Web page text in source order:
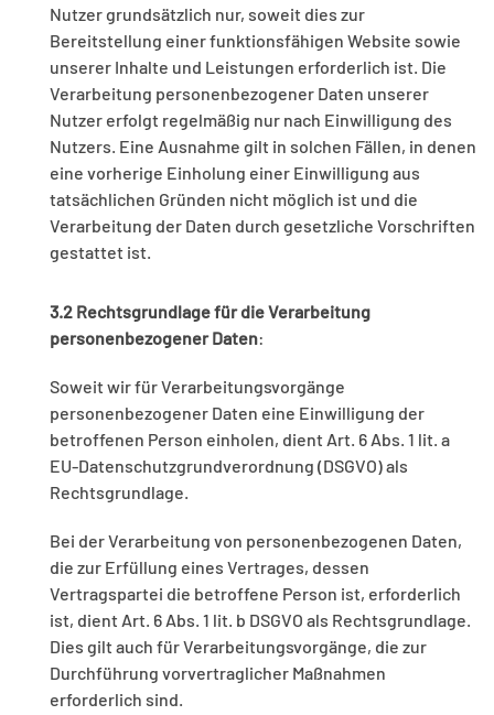
Nutzer grundsätzlich nur, soweit dies zur
Bereitstellung einer funktionsfähigen Website sowie
unserer Inhalte und Leistungen erforderlich ist. Die
Verarbeitung personenbezogener Daten unserer
Nutzer erfolgt regelmäßig nur nach Einwilligung des
Nutzers. Eine Ausnahme gilt in solchen Fällen, in denen
eine vorherige Einholung einer Einwilligung aus
tatsächlichen Gründen nicht möglich ist und die
Verarbeitung der Daten durch gesetzliche Vorschriften
gestattet ist.
3.2 Rechtsgrundlage für die Verarbeitung
personenbezogener Daten:
Soweit wir für Verarbeitungsvorgänge
personenbezogener Daten eine Einwilligung der
betroffenen Person einholen, dient Art. 6 Abs. 1 lit. a
EU-Datenschutzgrundverordnung (DSGVO) als
Rechtsgrundlage.
Bei der Verarbeitung von personenbezogenen Daten,
die zur Erfüllung eines Vertrages, dessen
Vertragspartei die betroffene Person ist, erforderlich
ist, dient Art. 6 Abs. 1 lit. b DSGVO als Rechtsgrundlage.
Dies gilt auch für Verarbeitungsvorgänge, die zur
Durchführung vorvertraglicher Maßnahmen
erforderlich sind.